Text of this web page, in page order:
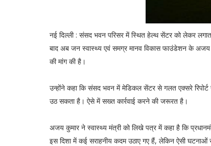
नई दिल्ली : संसद भवन परिसर में स्थित हेल्थ सेंटर को लेकर
बाद अब जन स्वास्थ्य एवं समग्र मानव विकास फाउंडेशन के अजय
की मांग की है।
उन्होंने कहा कि संसद भवन में मेडिकल सेंटर से गलत एक्सरे रिपोर्ट
उठ सकता है। ऐसे में सख्त कार्रवाई करने की जरूरत है।
अजय कुमार ने स्वास्थ्य मंत्री को लिखे पत्र में कहा है कि
इस दिशा में कई सराहनीय कदम उठाए गए हैं, लेकिन ऐसी घटनाओं